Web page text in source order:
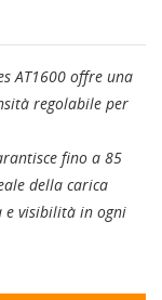
AT1600 offre una
regolabile per
fino a 85
della carica
e visibilità in ogni